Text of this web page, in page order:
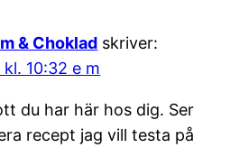
& Choklad skriver:
10:32 e m
du har här hos dig. Ser
recept jag vill testa på